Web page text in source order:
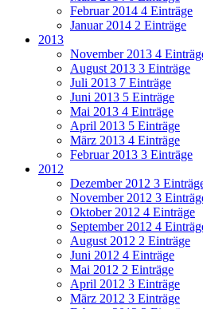
Februar 2014 4 Einträge
Januar 2014 2 Einträge
2013
November 2013 4
August 2013 3 Einträge
Juli 2013 7 Einträge
Juni 2013 5 Einträge
Mai 2013 4 Einträge
April 2013 5 Einträge
März 2013 4 Einträge
Februar 2013 3 Einträge
2012
Dezember 2012 3
November 2012 3
Oktober 2012 4 Einträge
September 2012 4
August 2012 2 Einträge
Juni 2012 4 Einträge
Mai 2012 2 Einträge
April 2012 3 Einträge
März 2012 3 Einträge